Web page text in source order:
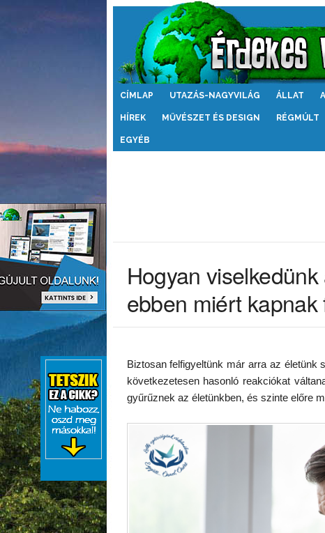
Érdekes
CÍMLAP UTAZÁS-NAGYVILÁG ÁLLAT
HÍREK MŰVÉSZET ÉS DESIGN RÉGMÚLT
EGYÉB
Hogyan
ebben miért
Biztosan felfigyeltünk már arra az életünk
következetesen hasonló reakciókat
gyűrűznek az életünkben, és szinte előre